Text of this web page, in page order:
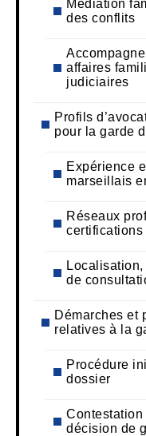
Médiation
des conflits
affaires
judiciaires
Profils
pour la garde
Expérience
marseillais
Réseaux
certifications
de
Démarches et
relatives à la
Procédure
dossier
Contestation
décision de